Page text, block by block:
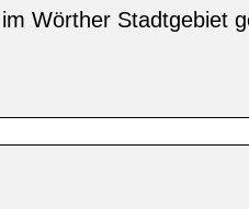
Wörther Stadtgebiet